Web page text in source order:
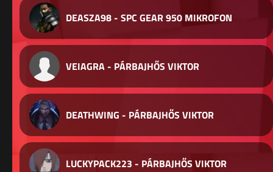
DEASZA98 - SPC GEAR 950 MIKROFON
VEIAGRA - PÁRBAJHŐS VIKTOR
DEATHWING - PÁRBAJHŐS VIKTOR
LUCKYPACK223 - PÁRBAJHŐS VIKTOR